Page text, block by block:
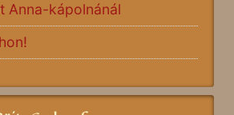
Anna-kápolnánál